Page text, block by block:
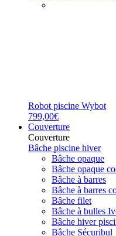
Robot piscine Wybot
799,00€
Couverture
Couverture
Bâche piscine hiver
Bâche opaque
Bâche opaque
Bâche à barres
Bâche à barres
Bâche filet
Bâche à bulles
Bâche hiver
Bâche Sécuribul